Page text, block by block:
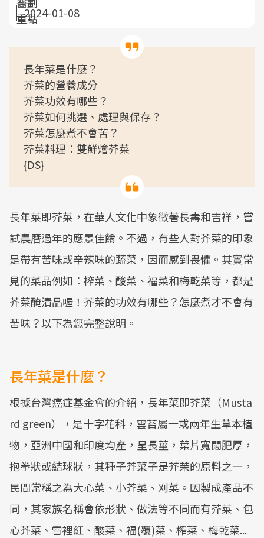
2024-01-08
長年菜是什麼？
芥菜的營養成分
芥菜功效有哪些？
芥菜如何挑選、處理與保存？
芥菜怎麼煮不會苦？
芥菜料理：雙鮮燴芥菜
{DS}
長年菜即芥菜，在華人文化中象徵著長壽和吉祥，嘗
試農曆過年的應景佳餚。不過，有些人對芥菜的印象
是帶有苦味或辛辣味的蔬菜，因而感到畏懼。其實常
見的菜品例如：榨菜、酸菜、福菜和梅乾菜等，都是
芥菜醃漬品喔！芥菜的功效有哪些？怎麼煮才不會有
苦味？以下為您完整說明。
長年菜是什麼？
根據台灣癌症基金會的介紹，長年菜即芥菜（Musta
rd green），是十字花科，雲苔屬一或兩年生草本植
物，亞洲中國和印度均產，呈長莖，葉片寬闊肥厚，
抱拳狀或結球狀，其種子芥菜子是芥茉的原料之一，
民間常稱之為大心菜、小芥菜、刈菜。因製成產品不
同，其家族名稱會依形狀、做法等不同而有芥菜、包
心芥菜、雪裡紅、酸菜、福(覆)菜、榨菜、梅乾菜...